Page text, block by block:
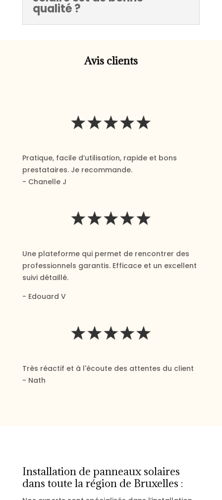
qualité ?
Avis clients
Pratique, facile d’utilisation, rapide et bons
prestataires. Je recommande.
- Chanelle J
Une plateforme qui permet de rencontrer des
professionnels garantis. Efficace et un excellent
suivi détaillé.
- Edouard V
Très réactif et à l'écoute des attentes du client
- Nath
Installation de panneaux solaires
dans toute la région de Bruxelles :